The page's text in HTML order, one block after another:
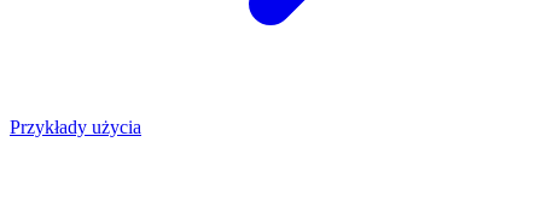
Przykłady użycia